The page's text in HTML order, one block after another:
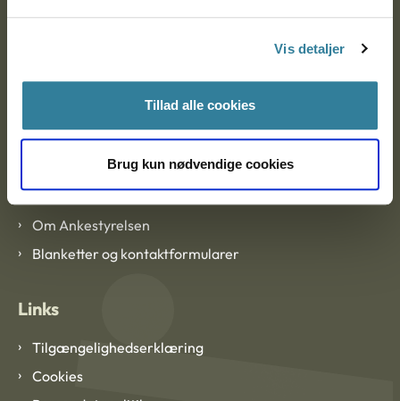
Vis detaljer
Tillad alle cookies
Brug kun nødvendige cookies
Om Ankestyrelsen
Om Ankestyrelsen
Blanketter og kontaktformularer
Links
Tilgængelighedserklæring
Cookies